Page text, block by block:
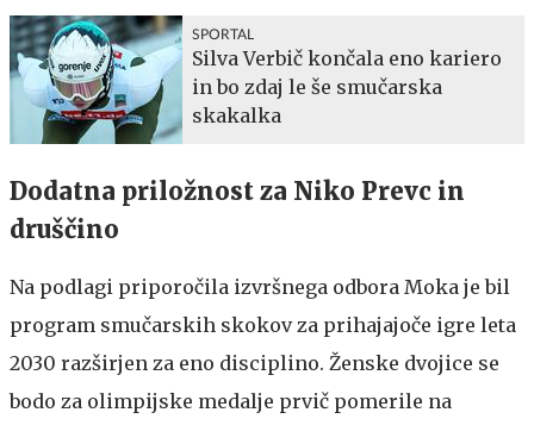
SPORTAL
Silva Verbič končala eno kariero
in bo zdaj le še smučarska
skakalka
Dodatna priložnost za Niko Prevc in
druščino
Na podlagi priporočila izvršnega odbora Moka je bil
program smučarskih skokov za prihajajoče igre leta
2030 razširjen za eno disciplino. Ženske dvojice se
bodo za olimpijske medalje prvič pomerile na